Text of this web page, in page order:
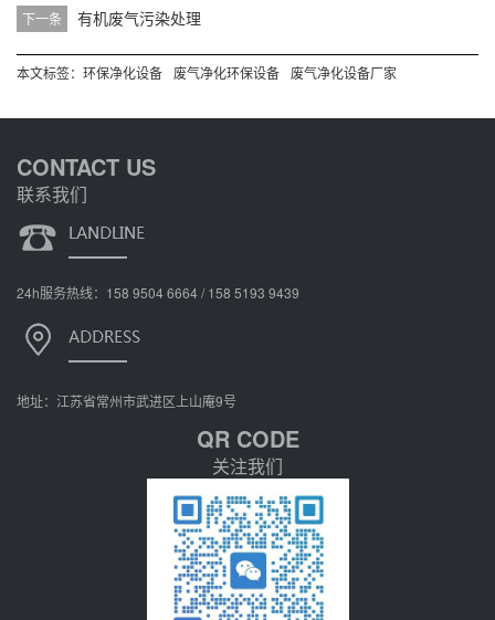
下一条 有机废气污染处理
本文标签： 环保净化设备 废气净化环保设备 废气净化设备厂家
CONTACT US
联系我们
24h服务热线：158 9504 6664 / 158 5193 9439
地址：江苏省常州市武进区上山庵9号
QR CODE
关注我们